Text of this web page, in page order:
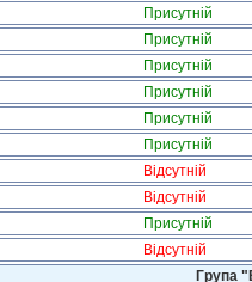
Присутній
Присутній
Присутній
Присутній
Присутній
Присутній
Відсутній
Відсутній
Присутній
Відсутній
Група